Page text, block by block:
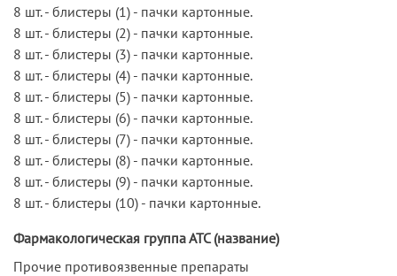
8 шт. - блистеры (1) - пачки картонные.
8 шт. - блистеры (2) - пачки картонные.
8 шт. - блистеры (3) - пачки картонные.
8 шт. - блистеры (4) - пачки картонные.
8 шт. - блистеры (5) - пачки картонные.
8 шт. - блистеры (6) - пачки картонные.
8 шт. - блистеры (7) - пачки картонные.
8 шт. - блистеры (8) - пачки картонные.
8 шт. - блистеры (9) - пачки картонные.
8 шт. - блистеры (10) - пачки картонные.
Фармакологическая группа АТС (название)
Прочие противоязвенные препараты